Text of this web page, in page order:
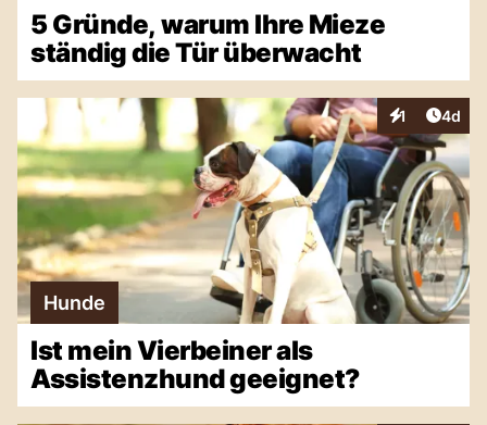
5 Gründe, warum Ihre Mieze
ständig die Tür überwacht
1
Interaktionen
4d
Hunde
Ist mein Vierbeiner als
Assistenzhund geeignet?